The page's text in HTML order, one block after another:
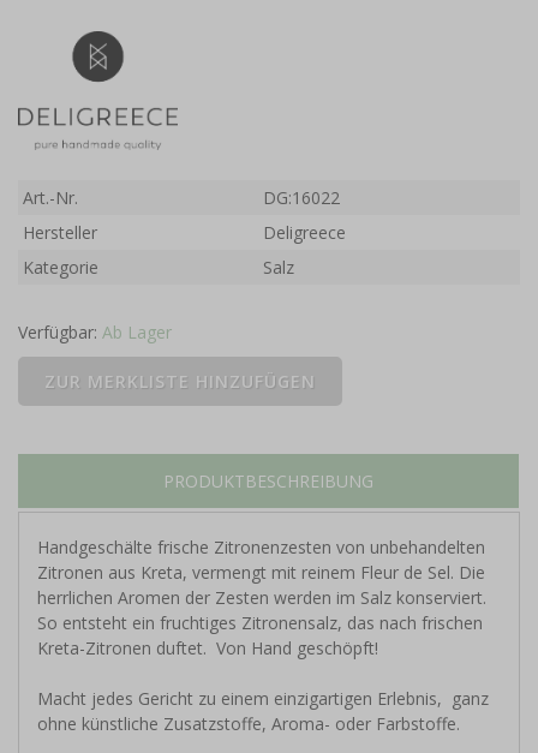
Art.-Nr.
DG:16022
Hersteller
Deligreece
Kategorie
Salz
Verfügbar: Ab Lager
PRODUKTBESCHREIBUNG
Handgeschälte frische Zitronenzesten von unbehandelten
Zitronen aus Kreta, vermengt mit reinem Fleur de Sel. Die
herrlichen Aromen der Zesten werden im Salz konserviert.
So entsteht ein fruchtiges Zitronensalz, das nach frischen
Kreta-Zitronen duftet. Von Hand geschöpft!
Macht jedes Gericht zu einem einzigartigen Erlebnis, ganz
ohne künstliche Zusatzstoffe, Aroma- oder Farbstoffe.